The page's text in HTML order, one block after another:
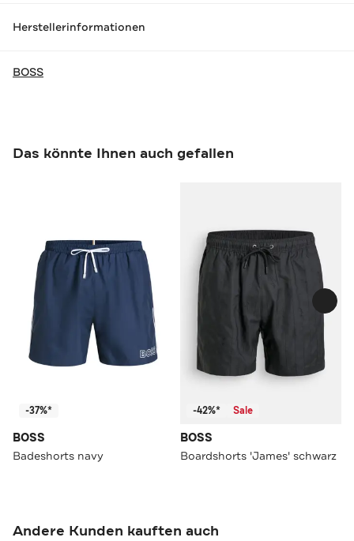
Herstellerinformationen
BOSS
Das könnte Ihnen auch gefallen
-37%*
BOSS
Badeshorts navy
-42%* Sale
BOSS
Boardshorts 'James' schwarz
Andere Kunden kauften auch